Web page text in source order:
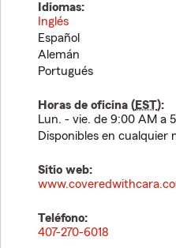
Idiomas:
Inglés
Español
Alemán
Portugués
Horas de oficina (EST):
Lun. - vie. de 9:00 AM a
Disponibles en
Sitio web:
Teléfono:
407-270-6018